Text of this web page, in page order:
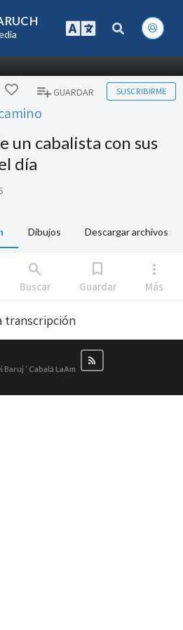
GUARDAR SUSCRIBIRME
un cabalista con sus
día
Dibujos Descargar archivos
search
Buscar
bookmark
Guardar
more_vert
Más
transcripción
Baruj ‘ Cabalá LaAm